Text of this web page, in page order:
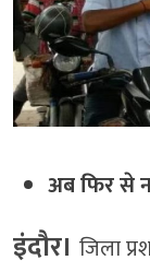
अब फिर से
इंदौर।जिला